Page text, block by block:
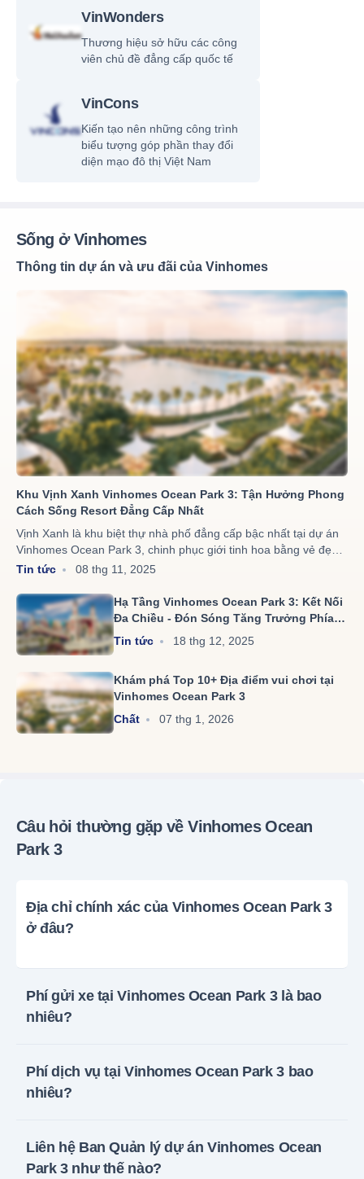
VinWonders
Thương hiệu sở hữu các công
viên chủ đề đẳng cấp quốc tế
VinCons
Kiến tạo nên những công trình
biểu tượng góp phần thay đổi
diện mạo đô thị Việt Nam
Sống ở Vinhomes
Thông tin dự án và ưu đãi của Vinhomes
Khu Vịnh Xanh Vinhomes Ocean Park 3: Tận Hưởng Phong
Cách Sống Resort Đẳng Cấp Nhất
Vịnh Xanh là khu biệt thự nhà phố đẳng cấp bậc nhất tại dự án
Vinhomes Ocean Park 3, chinh phục giới tinh hoa bằng vẻ đẹp
kiêu sa của kiến trúc Hy Lạp cổ điển. Đây không chỉ là nơi an cư
trọn vẹn 365 ngày tại cửa ngõ phía Đông Hà Nội. Điểm nhấn đắt
giá của Vịnh Xanh chính là đảo công viên Caribbean Bay, với
thảm thực vật xanh mướt cùng không gian thơ mộng biến nơi
đây thành đặc quyền thượng lưu dành riêng cho cư dân.
Tin tức 08 thg 11, 2025
Hạ Tầng Vinhomes Ocean Park 3: Kết Nối
Đa Chiều - Đón Sóng Tăng Trưởng Phía
Đông
Tin tức 18 thg 12, 2025
Khám phá Top 10+ Địa điểm vui chơi tại
Vinhomes Ocean Park 3
Chất
07 thg 1, 2026
Câu hỏi thường gặp về Vinhomes Ocean
Park 3
Địa chỉ chính xác của Vinhomes Ocean Park 3
ở đâu?
Phí gửi xe tại Vinhomes Ocean Park 3 là bao
nhiêu?
Phí dịch vụ tại Vinhomes Ocean Park 3 bao
nhiêu?
Liên hệ Ban Quản lý dự án Vinhomes Ocean
Park 3 như thế nào?